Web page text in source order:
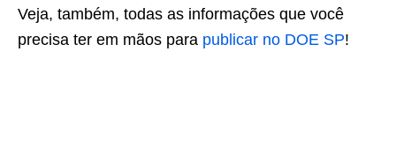
Veja, também, todas as informações que você
precisa ter em mãos para publicar no DOE SP!